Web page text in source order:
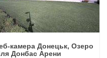
камера Донецьк, Озеро
Донбас Арени